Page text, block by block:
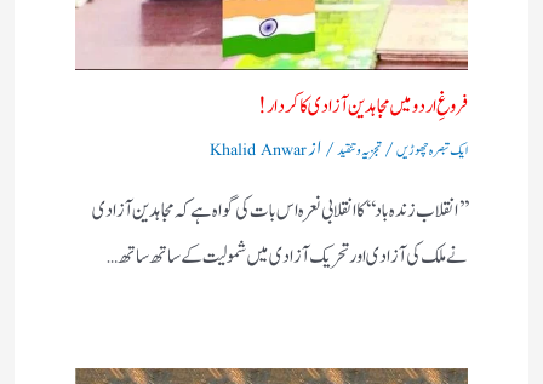
فروغِ اردو میں مجاہدین آزادی کا کردار!
ایک تبصرہ چھوڑیں/تجزیہ و تنقید/ ازKhalid Anwar
’’انقلاب زندہ باد‘‘کا انقلابی نعرہ اس بات کی گواہ ہے کہ مجاہدین آزادی
نے ملک کی آزادی اور تحریک آزادی میں شمولیت کے ساتھ ساتھ…